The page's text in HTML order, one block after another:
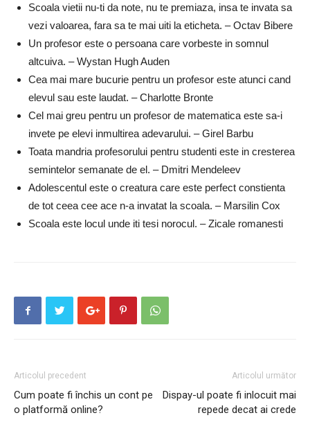
Scoala vietii nu-ti da note, nu te premiaza, insa te invata sa
vezi valoarea, fara sa te mai uiti la eticheta. – Octav Bibere
Un profesor este o persoana care vorbeste in somnul
altcuiva. – Wystan Hugh Auden
Cea mai mare bucurie pentru un profesor este atunci cand
elevul sau este laudat. – Charlotte Bronte
Cel mai greu pentru un profesor de matematica este sa-i
invete pe elevi inmultirea adevarului. – Girel Barbu
Toata mandria profesorului pentru studenti este in cresterea
semintelor semanate de el. – Dmitri Mendeleev
Adolescentul este o creatura care este perfect constienta
de tot ceea cee ace n-a invatat la scoala. – Marsilin Cox
Scoala este locul unde iti tesi norocul. – Zicale romanesti
Articolul precedent
Cum poate fi închis un cont pe
o platformă online?
Articolul următor
Dispay-ul poate fi inlocuit mai
repede decat ai crede